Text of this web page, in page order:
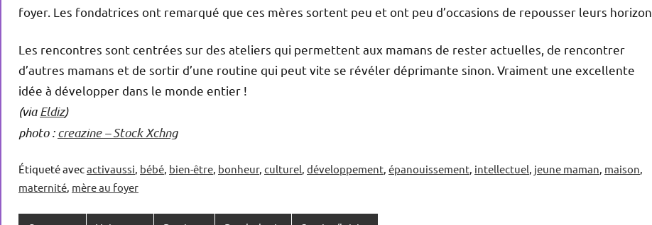
foyer. Les fondatrices ont remarqué que ces mères sortent peu et ont peu d’occasions de repousser leurs horizon.
Les rencontres sont centrées sur des ateliers qui permettent aux mamans de rester actuelles, de rencontrer
d’autres mamans et de sortir d’une routine qui peut vite se révéler déprimante sinon. Vraiment une excellente
idée à développer dans le monde entier !
(viaEldiz)
photo :creazine – Stock Xchng
Étiqueté avecactivaussi, bébé, bien-être, bonheur, culturel, développement, épanouissement, intellectuel, jeune maman, maison,
maternité, mère au foyer